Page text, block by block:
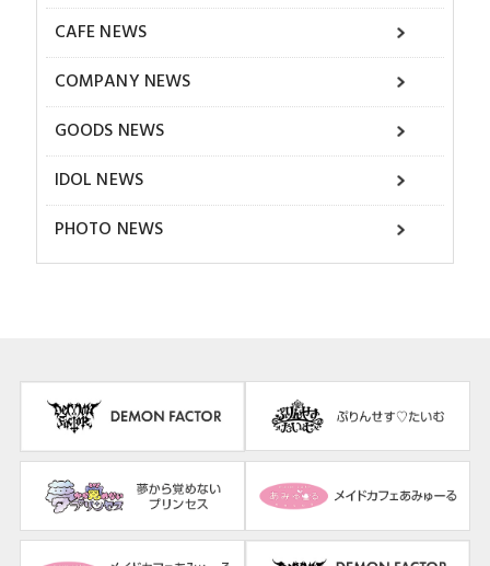
CAFE NEWS
COMPANY NEWS
GOODS NEWS
IDOL NEWS
PHOTO NEWS